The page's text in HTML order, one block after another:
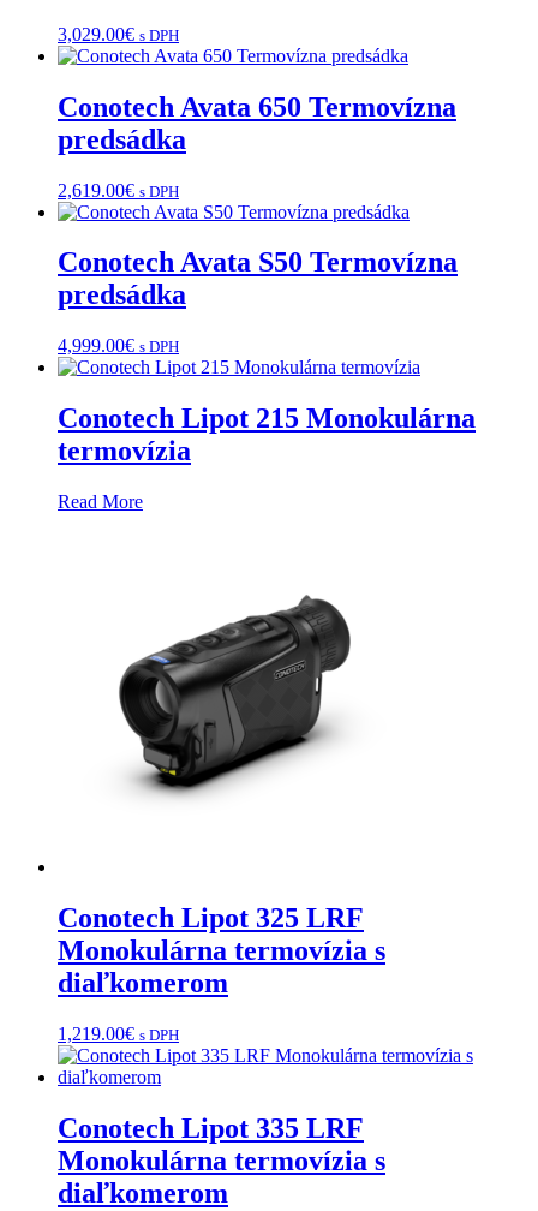
3,029.00€ s DPH
Conotech Avata 650 Termovízna
predsádka
2,619.00€ s DPH
Conotech Avata S50 Termovízna
predsádka
4,999.00€ s DPH
Conotech Lipot 215 Monokulárna
termovízia
Read More
Conotech Lipot 325 LRF
Monokulárna termovízia s
diaľkomerom
1,219.00€ s DPH
Conotech Lipot 335 LRF
Monokulárna termovízia s
diaľkomerom